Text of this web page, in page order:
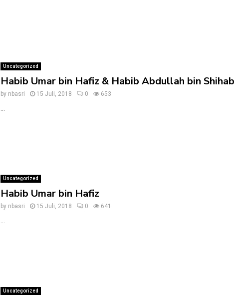
Uncategorized
Habib Umar bin Hafiz & Habib Abdullah bin Shihab
by nbasri 15 Juli, 2018 0 653
Uncategorized
Habib Umar bin Hafiz
by nbasri 15 Juli, 2018 0 641
Uncategorized